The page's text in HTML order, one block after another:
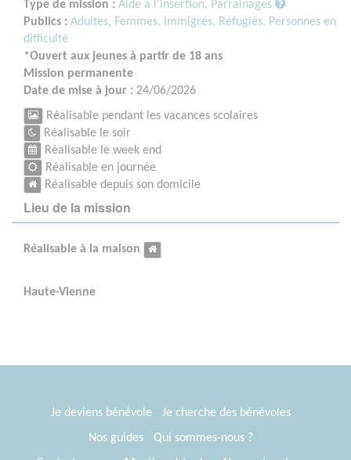
Type de mission : Aide à l'insertion, Parrainages
Publics : Adultes, Femmes, Immigrés, Réfugiés, Personnes en
difficulté
*Ouvert aux jeunes à partir de 18 ans
Mission permanente
Date de mise à jour : 24/06/2026
Réalisable pendant les vacances scolaires
Réalisable le soir
Réalisable le week end
Réalisable en journée
Réalisable depuis son domicile
Lieu de la mission
Réalisable à la maison
Haute-Vienne
Je deviens bénévole
Je cherche des bénévoles
Nos guides
Qui sommes-nous ?